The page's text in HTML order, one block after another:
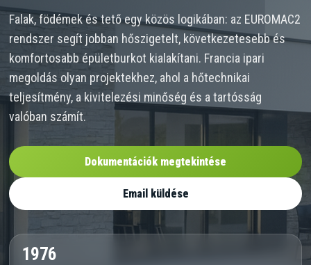
Falak, födémek és tető egy közös logikában: az EUROMAC2
rendszer segít jobban hőszigetelt, következetesebb és
komfortosabb épületburkot kialakítani. Francia ipari
megoldás olyan projektekhez, ahol a hőtechnikai
teljesítmény, a kivitelezési minőség és a tartósság
valóban számít.
Dokumentációk megtekintése
Email küldése
1976